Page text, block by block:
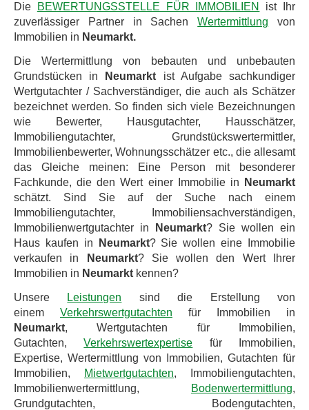
Die
BEWERTUNGSSTELLE FÜR IMMOBILIEN
ist Ihr
zuverlässiger Partner in SachenWertermittlung von
Immobilien in Neumarkt.
Die Wertermittlung von bebauten und unbebauten
Grundstücken in
Neumarkt ist Aufgabe sachkundiger
Wertgutachter / Sachverständiger, die auch als Schätzer
bezeichnet werden. So finden sich viele Bezeichnungen
wie Bewerter, Hausgutachter, Hausschätzer,
Immobiliengutachter, Grundstückswertermittler,
Immobilienbewerter, Wohnungsschätzer etc., die allesamt
das Gleiche meinen: Eine Person mit besonderer
Fachkunde, die den Wert einer Immobilie in
Neumarkt
schätzt. Sind Sie auf der Suche nach einem
Immobiliengutachter, Immobiliensachverständigen,
Immobilienwertgutachter in
Neumarkt? Sie wollen ein
Haus kaufen in
Neumarkt? Sie wollen eine Immobilie
verkaufen in
Neumarkt? Sie wollen den Wert Ihrer
Immobilien in Neumarkt kennen?
Unsere Leistungen sind die Erstellung von
einem Verkehrswertgutachten für Immobilien in
Neumarkt, Wertgutachten für Immobilien,
Gutachten,Verkehrswertexpertise für Immobilien,
Expertise, Wertermittlung von Immobilien, Gutachten für
Immobilien,
Mietwertgutachten, Immobiliengutachten,
Immobilienwertermittlung,
Bodenwertermittlung,
Grundgutachten, Bodengutachten,